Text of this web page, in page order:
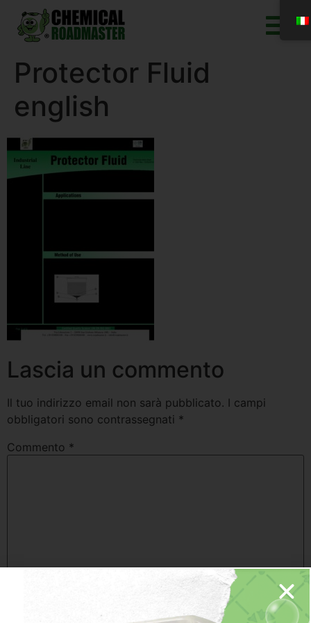
Protector Fluid
english
Lascia un commento
Il tuo indirizzo email non sarà pubblicato. I campi
obbligatori sono contrassegnati *
Commento *